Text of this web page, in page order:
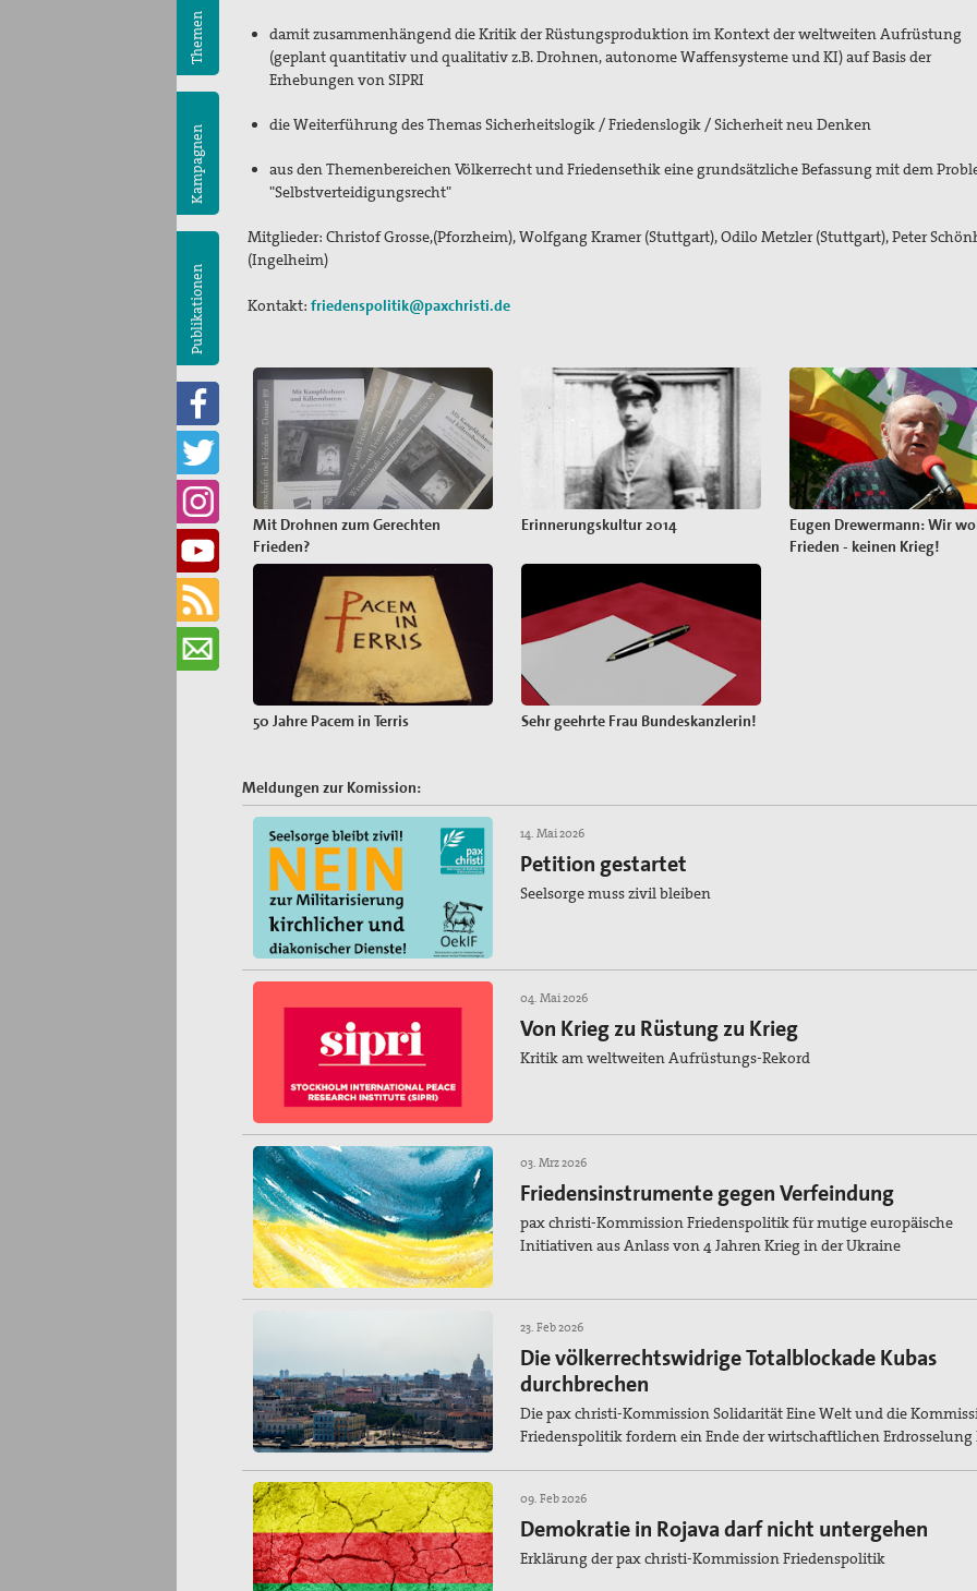
Themen
Kampagnen
Publikationen
damit zusammenhängend die Kritik der Rüstungsproduktion im Kontext der weltweiten Aufrüstung
(geplant quantitativ und qualitativ z.B. Drohnen, autonome Waffensysteme und KI) auf Basis der
Erhebungen von SIPRI
die Weiterführung des Themas Sicherheitslogik / Friedenslogik / Sicherheit neu Denken
aus den Themenbereichen Völkerrecht und Friedensethik eine grundsätzliche Befassung mit dem
"Selbstverteidigungsrecht"
Mitglieder: Christof Grosse,(Pforzheim),Wolfgang Kramer (Stuttgart),Odilo Metzler (Stuttgart), Peter
(Ingelheim)
Kontakt: friedenspolitik@paxchristi.de
Mit Drohnen zum Gerechten
Frieden?
Erinnerungskultur 2014
Eugen Drewermann: Wir
Frieden - keinen Krieg!
50 Jahre Pacem in Terris Sehr geehrte Frau Bundeskanzlerin!
Meldungen zur Komission:
14. Mai 2026
Petition gestartet
Seelsorge muss zivil bleiben
04. Mai 2026
Von Krieg zu Rüstung zu Krieg
Kritik am weltweiten Aufrüstungs-Rekord
03. Mrz 2026
Friedensinstrumente gegen Verfeindung
pax christi-Kommission Friedenspolitik für mutige europäische
Initiativen aus Anlass von 4 Jahren Krieg in der Ukraine
23. Feb 2026
Die völkerrechtswidrige Totalblockade Kubas
durchbrechen
Die pax christi-Kommission Solidarität Eine Welt und die
Friedenspolitik fordern ein Ende der wirtschaftlichen Erdrosselung
09. Feb 2026
Demokratie in Rojava darf nicht untergehen
Erklärung der pax christi-Kommission Friedenspolitik